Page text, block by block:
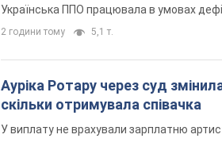
Українська ППО працювала в умовах
2 години тому 5,1 т.
Ауріка Ротару через суд
скільки отримувала співачка
У виплату не врахували зарплатню